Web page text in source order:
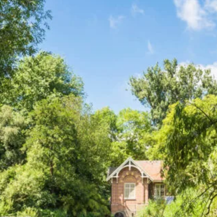
bevindt
Douplein
in deze
Takbuurt,
terug te
zit je
Bekijk ook...
Loosdrecht
Loenen aan de Vecht
Hilversum
Overveen
Veen en Duin
Wildhoef